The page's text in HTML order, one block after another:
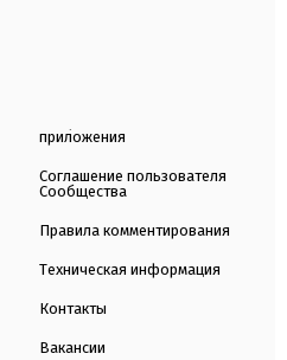
приложения
Соглашение пользователя
Сообщества
Правила комментирования
Техническая информация
Контакты
Вакансии